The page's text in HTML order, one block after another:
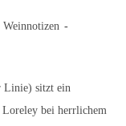
Weinnotizen
Linie) sitzt ein
Loreley bei herrlichem